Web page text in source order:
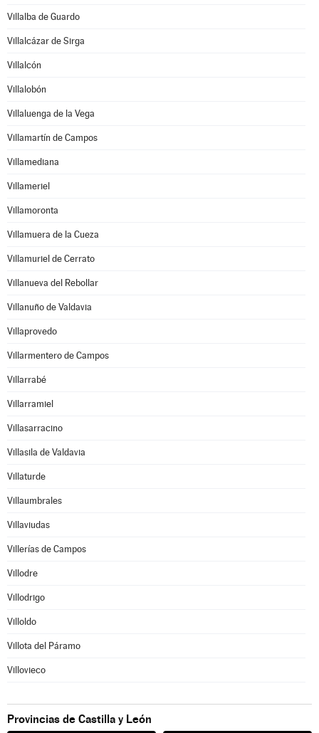
Villalba de Guardo
Villalcázar de Sirga
Villalcón
Villalobón
Villaluenga de la Vega
Villamartín de Campos
Villamediana
Villameriel
Villamoronta
Villamuera de la Cueza
Villamuriel de Cerrato
Villanueva del Rebollar
Villanuño de Valdavia
Villaprovedo
Villarmentero de Campos
Villarrabé
Villarramiel
Villasarracino
Villasila de Valdavia
Villaturde
Villaumbrales
Villaviudas
Villerías de Campos
Villodre
Villodrigo
Villoldo
Villota del Páramo
Villovieco
Provincias de Castilla y León